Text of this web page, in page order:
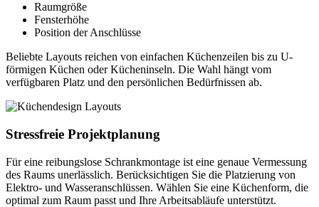
Raumgröße
Fensterhöhe
Position der Anschlüsse
Beliebte Layouts reichen von einfachen Küchenzeilen bis zu U-
förmigen Küchen oder Kücheninseln. Die Wahl hängt vom
verfügbaren Platz und den persönlichen Bedürfnissen ab.
Stressfreie Projektplanung
Für eine reibungslose Schrankmontage ist eine genaue Vermessung
des Raums unerlässlich. Berücksichtigen Sie die Platzierung von
Elektro- und Wasseranschlüssen. Wählen Sie eine Küchenform, die
optimal zum Raum passt und Ihre Arbeitsabläufe unterstützt.